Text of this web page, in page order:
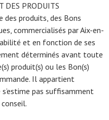
DES PRODUITS
des produits, des Bons
commercialisés par Aix-en-
et en fonction de ses
déterminés avant toute
produit(s) ou les Bon(s)
Il appartient
s’estime pas suffisamment